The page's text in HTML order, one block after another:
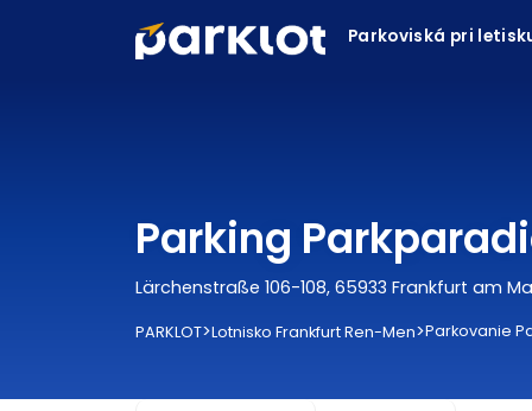
Parkoviská pri
Parking
Lärchenstraße 106-108, 65933 Frankfurt am
PARKLOT>Lotnisko Frankfurt Ren-Men>Parkovanie